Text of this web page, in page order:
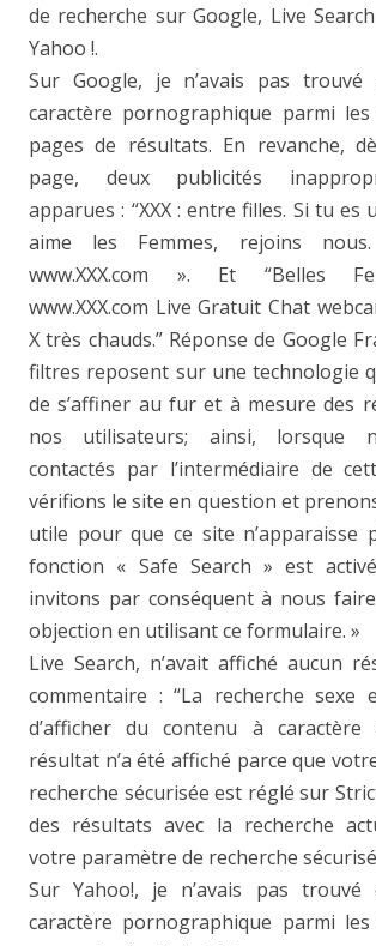
de recherche sur Google, Live
Yahoo !.
Sur Google, je n’avais pas
caractère pornographique parmi
pages de résultats. En revanche,
page, deux publicités
apparues : “XXX : entre filles. Si tu es
aime les Femmes, rejoins
www.XXX.com ». Et “Belles
www.XXX.com Live Gratuit Chat
X très chauds.” Réponse de Google
filtres reposent sur une technologie
de s’affiner au fur et à mesure des
nos utilisateurs; ainsi, lorsque
contactés par l’intermédiaire de
vérifions le site en question et
utile pour que ce site n’apparaisse
fonction « Safe Search » est
invitons par conséquent à nous
objection en utilisant ce formulaire. »
Live Search, n’avait affiché aucun
commentaire : “La recherche sexe
d’afficher du contenu à caractère
résultat n’a été affiché parce que
recherche sécurisée est réglé sur
des résultats avec la recherche
votre paramètre de recherche
Sur Yahoo!, je n’avais pas
caractère pornographique parmi